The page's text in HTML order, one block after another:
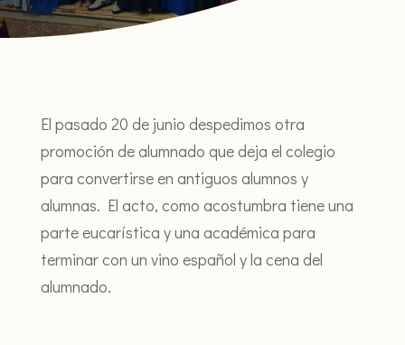
El pasado 20 de junio despedimos otra
promoción de alumnado que deja el colegio
para convertirse en antiguos alumnos y
alumnas. El acto, como acostumbra tiene una
parte eucarística y una académica para
terminar con un vino español y la cena del
alumnado.